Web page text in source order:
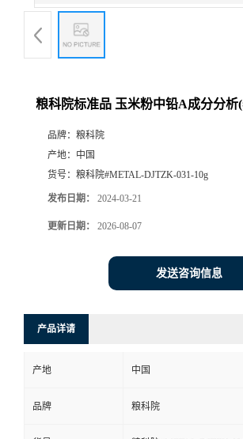
粮科院标准品 玉米粉中铅A成分分析
品牌： 粮科院
产地： 中国
货号： 粮科院#METAL-DJTZK-031-10g
发布日期： 2024-03-21
更新日期： 2026-08-07
发送咨询信息
产品详请
产地 中国
品牌 粮科院